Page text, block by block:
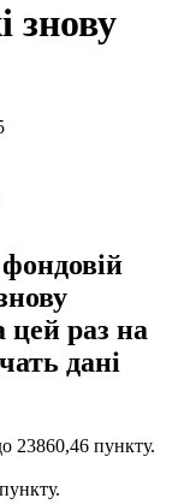
знову
цей раз на
дані
23860,46 пункту.